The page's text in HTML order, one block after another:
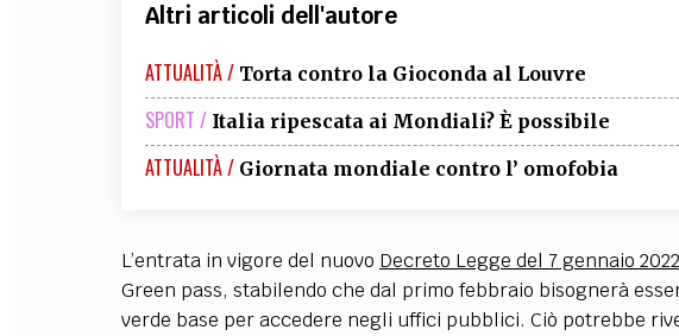
Altri articoli dell'autore
ATTUALITÀ / Torta contro la Gioconda al Louvre
SPORT / Italia ripescata ai Mondiali? È possibile
ATTUALITÀ / Giornata mondiale contro l’ omofobia
L’entrata in vigore del nuovo Decreto Legge del 7 gennaio
Green pass, stabilendo che dal primo febbraio bisognerà
verde base per accedere negli uffici pubblici. Ciò potrebbe